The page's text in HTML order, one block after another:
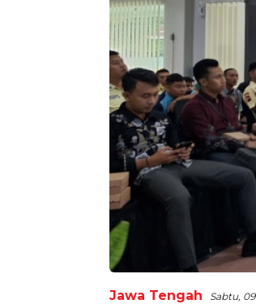
Jawa Tengah Sabtu,